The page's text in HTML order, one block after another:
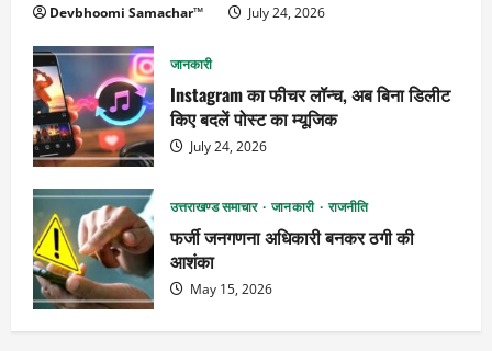
Devbhoomi Samachar™ July 24, 2026
जानकारी
Instagram का फीचर लॉन्च, अब बिना डिलीट
किए बदलें पोस्ट का म्यूजिक
July 24, 2026
उत्तराखण्ड समाचार जानकारी राजनीति
फर्जी जनगणना अधिकारी बनकर ठगी की
आशंका
May 15, 2026